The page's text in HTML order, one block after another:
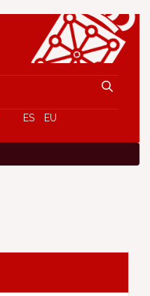
ES EU